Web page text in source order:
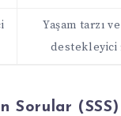
Yaşam tarzı
destekleyici
Sorular (SSS)